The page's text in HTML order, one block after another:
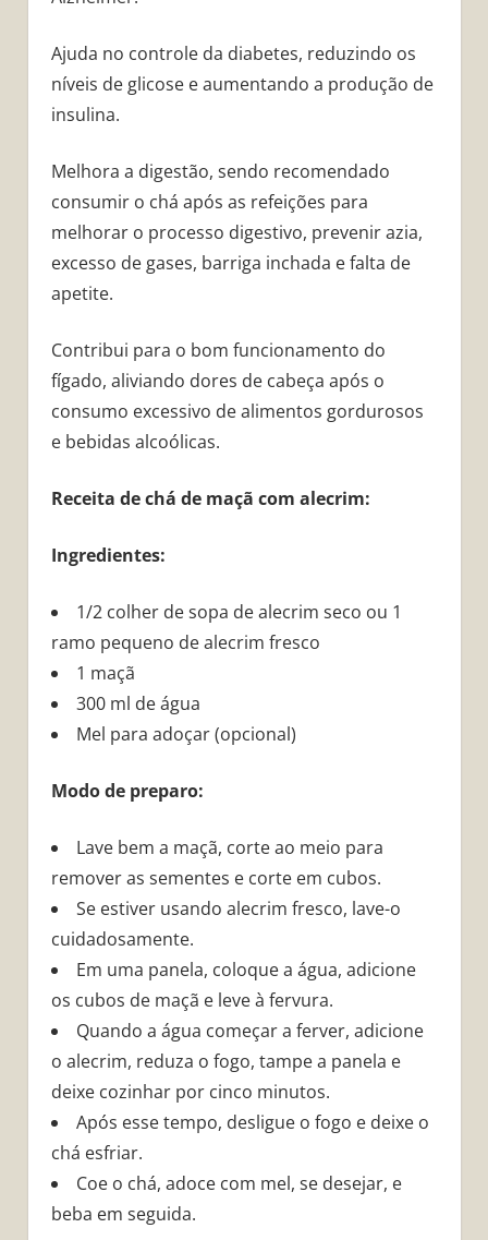
Ajuda no controle da diabetes, reduzindo os
níveis de glicose e aumentando a produção de
insulina.
Melhora a digestão, sendo recomendado
consumir o chá após as refeições para
melhorar o processo digestivo, prevenir azia,
excesso de gases, barriga inchada e falta de
apetite.
Contribui para o bom funcionamento do
fígado, aliviando dores de cabeça após o
consumo excessivo de alimentos gordurosos
e bebidas alcoólicas.
Receita de chá de maçã com alecrim:
Ingredientes:
1/2 colher de sopa de alecrim seco ou 1
ramo pequeno de alecrim fresco
1 maçã
300 ml de água
Mel para adoçar (opcional)
Modo de preparo:
Lave bem a maçã, corte ao meio para
remover as sementes e corte em cubos.
Se estiver usando alecrim fresco, lave-o
cuidadosamente.
Em uma panela, coloque a água, adicione
os cubos de maçã e leve à fervura.
Quando a água começar a ferver, adicione
o alecrim, reduza o fogo, tampe a panela e
deixe cozinhar por cinco minutos.
Após esse tempo, desligue o fogo e deixe o
chá esfriar.
Coe o chá, adoce com mel, se desejar, e
beba em seguida.